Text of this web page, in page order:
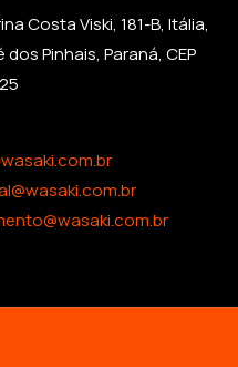
Costa Viski, 181-B, Itália,
dos Pinhais, Paraná, CEP